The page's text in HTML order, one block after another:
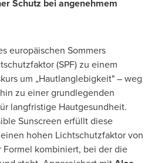
Schutz bei angenehmem
europäischen Sommers
(SPF) zu einem
um „Hautlanglebigkeit" – weg
zu einer grundlegenden
langfristige Hautgesundheit.
Sunscreen erfüllt diese
hohen Lichtschutzfaktor von
Formel kombiniert, bei der die